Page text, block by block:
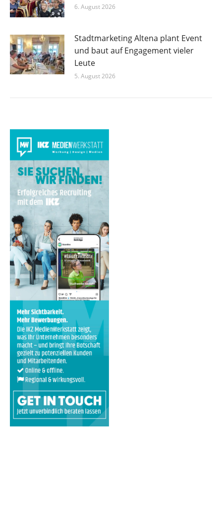
6. August 2026
Stadtmarketing Altena plant Event
und baut auf Engagement vieler
Leute
5. August 2026